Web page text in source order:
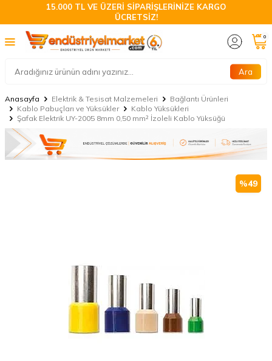
15.000 TL VE ÜZERİ SİPARİŞLERİNİZE KARGO
ÜCRETSİZ!
Ara
0
Anasayfa Elektrik & Tesisat Malzemeleri
Bağlantı Ürünleri
Kablo Pabuçları ve Yüksükler
Kablo Yüksükleri
Şafak Elektrik UY-2005 8mm 0,50 mm² İzoleli Kablo Yüksüğü
%49